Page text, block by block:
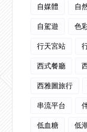
自媒體
自
自駕遊
色
行天宮站
西式餐廳
西雅圖旅行
串流平台
低血糖
低